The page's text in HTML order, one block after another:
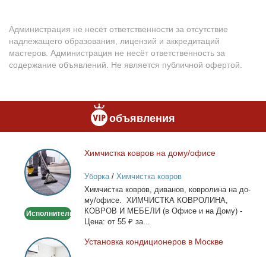
Администрация не несёт ответственности за отсутствие
надлежащего образования, лицензий и аккредитаций
мастеров. Администрация не несёт ответственность за
содержание объявлений. Не является публичной офертой.
объявления
Химчистка
ковров
на
дому/
Исполнитель
Хим­чист­ка ков­ров на до­му/офи­се
Уборка/ Химчистка ковров
Хим­чист­ка ков­ров, ди­ва­нов, ков­ро­ли­на на до­
му/офи­се. ХИМЧИСТКА КОВРОЛИНА,
КОВРОВ И МЕБЕЛИ (в Офи­се и на До­му) -
Це­на: от 55 ₽ за...
Установка
Уста­нов­ка кон­ди­ци­о­не­ров в Москве